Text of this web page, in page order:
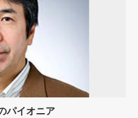
パイオニア